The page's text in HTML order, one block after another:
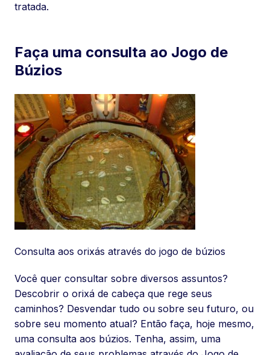
tratada.
Faça uma consulta ao Jogo de
Búzios
Consulta aos orixás através do jogo de búzios
Você quer consultar sobre diversos assuntos?
Descobrir o orixá de cabeça que rege seus
caminhos? Desvendar tudo ou sobre seu futuro, ou
sobre seu momento atual? Então faça, hoje mesmo,
uma consulta aos búzios. Tenha, assim, uma